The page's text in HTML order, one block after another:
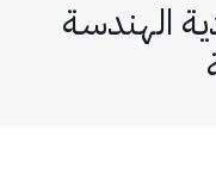
الهندسة